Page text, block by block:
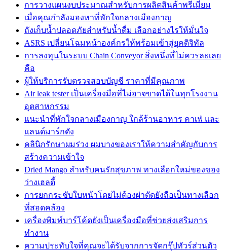
การวางแผนงบประมาณสำหรับการผลิตสินค้าพรีเมี่ยม
เมื่อคุณกำลังมองหาที่พักใจกลางเมืองกาญ
ถังเก็บน้ำปลอดภัยสำหรับน้ำดื่ม เลือกอย่างไรให้มั่นใจ
ASRS เปลี่ยนโฉมหน้าองค์กรให้พร้อมเข้าสู่ยุคดิจิทัล
การลงทุนในระบบ Chain Conveyor สิ่งหนึ่งที่ไม่ควรละเลย
คือ
ผู้ให้บริการรับตรวจสอบบัญชี ราคาที่มีคุณภาพ
Air leak tester เป็นเครื่องมือที่ไม่อาจขาดได้ในทุกโรงงาน
อุตสาหกรรม
แนะนำที่พักใจกลางเมืองกาญ ใกล้ร้านอาหาร คาเฟ่ และ
แลนด์มาร์กดัง
คลินิกรักษาผมร่วง ผมบางของเราให้ความสำคัญกับการ
สร้างความเข้าใจ
Dried Mango สำหรับคนรักสุขภาพ ทางเลือกใหม่ของของ
ว่างเฮลตี้
การยกกระชับใบหน้าโดยไม่ต้องผ่าตัดยังถือเป็นทางเลือก
ที่สอดคล้อง
เครื่องพิมพ์บาร์โค้ดยังเป็นเครื่องมือที่ช่วยส่งเสริมการ
ทำงาน
ความประทับใจที่คุณจะได้รับจากการจัดกรุ๊ปทัวร์ส่วนตัว